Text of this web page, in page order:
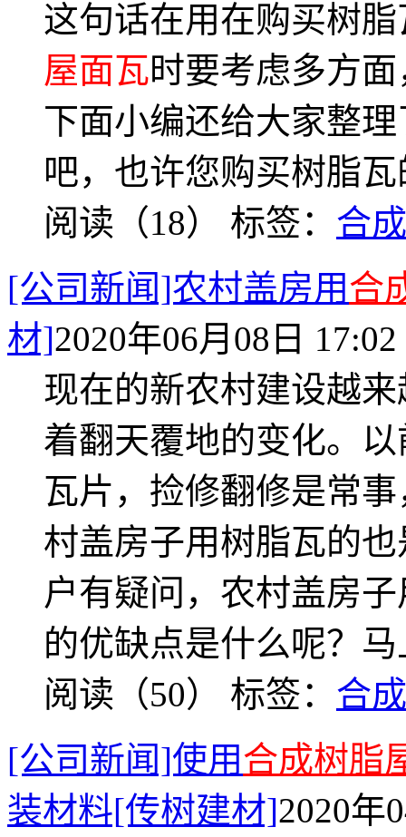
这句话在用在购买树
屋面瓦时要考虑多方
下面小编还给大家整
吧，也许您购买树脂
阅读（18） 标签： 合
[公司新闻]农村盖房用合
材]2020年06月08日 17:02
现在的新农村建设越
着翻天覆地的变化。
瓦片，捡修翻修是常
村盖房子用树脂瓦的
户有疑问，农村盖房子
的优缺点是什么呢？
阅读（50） 标签： 合
[公司新闻]使用合成树脂
装材料[传树建材]2020年